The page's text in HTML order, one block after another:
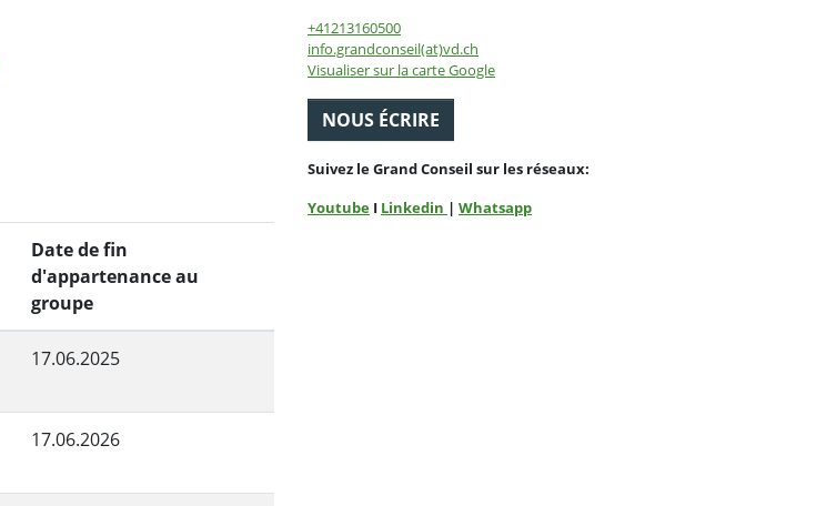
Date de fin
d'appartenance au
groupe
17.06.2025
17.06.2026
+41213160500
info.grandconseil(at)vd.ch
Visualiser sur la carte Google
NOUS ÉCRIRE
Suivez le Grand Conseil sur les réseaux:
Youtube I Linkedin | Whatsapp